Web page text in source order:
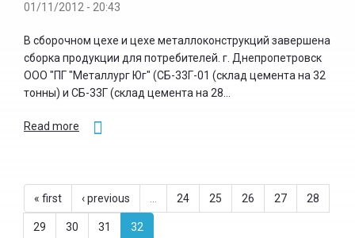
01/11/2012 - 20:43
В сборочном цехе и цехе металлоконструкций завершена
сборка продукции для потребителей. г. Днепропетровск
ООО "ПГ "Металлург Юг" (СБ-33Г-01 (склад цемента на 32
тонны) и СБ-33Г (склад цемента на 28...
Read more
« first ‹ previous 24 25 26 27 28
29 30 31 32